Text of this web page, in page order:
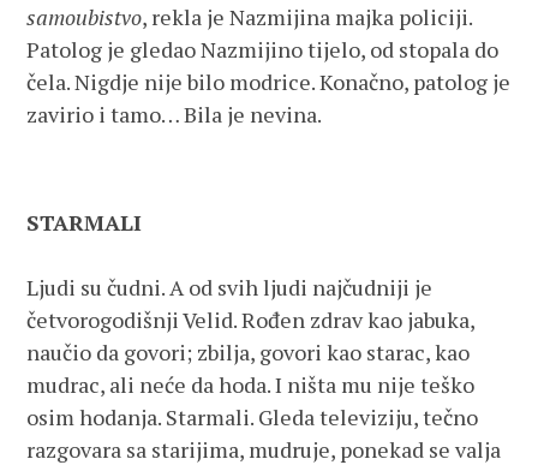
samoubistvo, rekla je Nazmijina majka policiji.
Patolog je gledao Nazmijino tijelo, od stopala do
čela. Nigdje nije bilo modrice. Konačno, patolog je
zavirio i tamo… Bila je nevina.
STARMALI
Ljudi su čudni. A od svih ljudi najčudniji je
četvorogodišnji Velid. Rođen zdrav kao jabuka,
naučio da govori; zbilja, govori kao starac, kao
mudrac, ali neće da hoda. I ništa mu nije teško
osim hodanja. Starmali. Gleda televiziju, tečno
razgovara sa starijima, mudruje, ponekad se valja